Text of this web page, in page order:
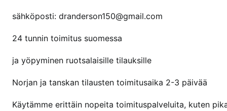
n
t
a
sähköposti: dranderson150@gmail.com
24 tunnin toimitus suomessa
ja yöpyminen ruotsalaisille tilauksille
Norjan ja tanskan tilausten toimitusaika 2-3 päivää
Käytämme erittäin nopeita toimituspalveluita, kuten